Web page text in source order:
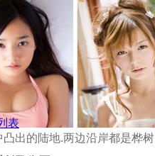
表
出的陆地.两边沿岸都是桦树